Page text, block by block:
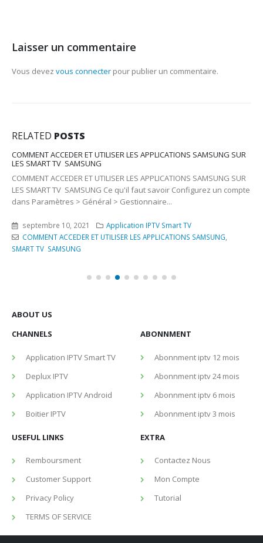
Laisser un commentaire
Vous devez vous connecter pour publier un commentaire.
RELATED POSTS
ACCEDER ET UTILISER LES APPLICATIONS SAMSUNG SUR
TV SAMSUNG
ACCEDER ET UTILISER LES APPLICATIONS SAMSUNG SUR
TV SAMSUNG Ce qu'il faut savoir Configurez un compte
> Général > Gestionnaire...
10, 2021
Application IPTV Smart TV
ACCEDER ET UTILISER LES APPLICATIONS SAMSUNG,
SAMSUNG
ABOUT US
CHANNELS
Application IPTV Smart TV
Deplux IPTV
Application IPTV Android
Boitier IPTV
ABONNMENT
Abonnment iptv 12 mois
Abonnment iptv 24 mois
Abonnment iptv 6 mois
Abonnment iptv 3 mois
USEFUL LINKS
Remboursment
Customer Support
Privacy Policy
TERMS OF SERVICE
EXTRA
Contactez Nous
Mon Compte
Tutorial